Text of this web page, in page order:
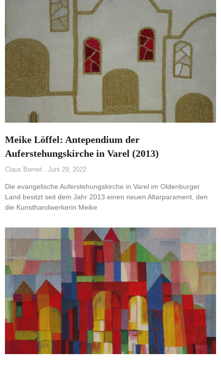
Meike Löffel: Antependium der
Auferstehungskirche in Varel (2013)
Claus Bernet Juni 29, 2022
Die evangelische Auferstehungskirche in Varel im Oldenburger
Land besitzt seit dem Jahr 2013 einen neuen Altarparament, den
die Kunsthandwerkerin Meike